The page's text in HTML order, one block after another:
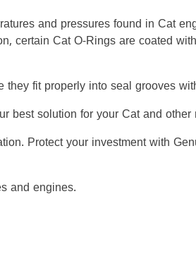
and pressures found in Cat
certain Cat O-Rings are coated
fit properly into seal grooves
best solution for your Cat and
Protect your investment with
and engines.